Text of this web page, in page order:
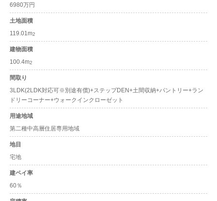
6980万円
土地面積
119.01m2
建物面積
100.4m2
間取り
3LDK(2LDK対応可※別途有償)+ステップDEN+土間収納+パントリー+ラン
ドリーコーナー+ウォークインクローゼット
用途地域
第二種中高層住居専用地域
地目
宅地
建ペイ率
60％